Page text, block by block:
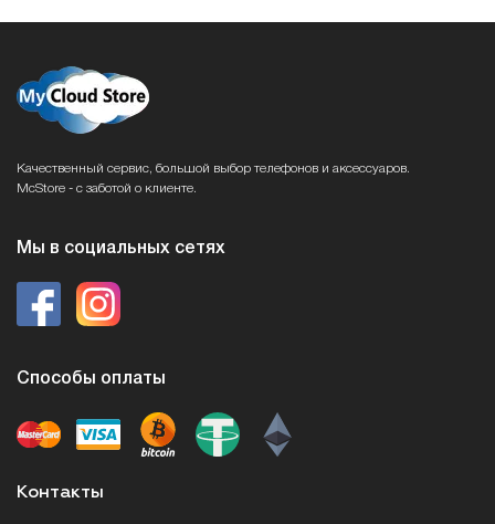
Качественный сервис, большой выбор телефонов и аксессуаров.
McStore - с заботой о клиенте.
Мы в социальных сетях
Способы оплаты
Контакты